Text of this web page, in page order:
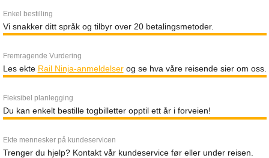
Enkel bestilling
Vi snakker ditt språk og tilbyr over 20 betalingsmetoder.
Fremragende Vurdering
Les ekte Rail Ninja-anmeldelserog se hva våre reisende sier om oss.
Fleksibel planlegging
Du kan enkelt bestille togbilletter opptil ett år i forveien!
Ekte mennesker på kundeservicen
Trenger du hjelp? Kontakt vår kundeservice før eller under reisen.